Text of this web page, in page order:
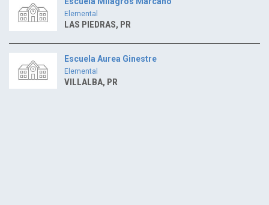
Elemental
LAS PIEDRAS, PR
Escuela Aurea Ginestre
Elemental
VILLALBA, PR